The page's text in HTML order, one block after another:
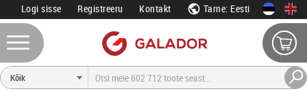
Logi sisse Registreeru Kontakt Tarne: Eesti